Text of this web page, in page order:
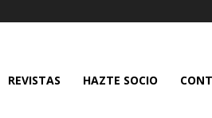
REVISTAS HAZTE SOCIO